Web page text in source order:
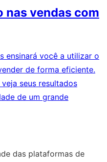
nas vendas com
ensinará você a utilizar o
de forma eficiente.
seus resultados
de um grande
das plataformas de